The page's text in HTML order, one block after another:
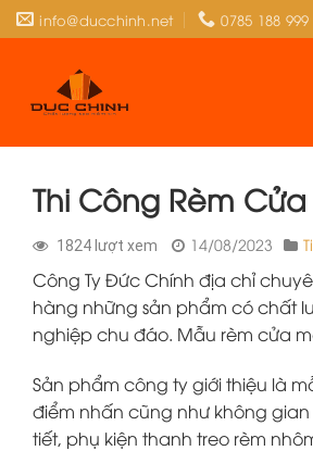
Skip
to
info@ducchinh.net 0785 188 999
Thi Công Rèm
1824 lượt xem 14/08/2023
Công Ty Đức Chính địa chỉ
hàng những sản phẩm có chất
nghiệp chu đáo. Mẫu rèm cửa
Sản phẩm công ty giới thiệu là
điểm nhấn cũng như không
tiết, phụ kiện thanh treo rèm